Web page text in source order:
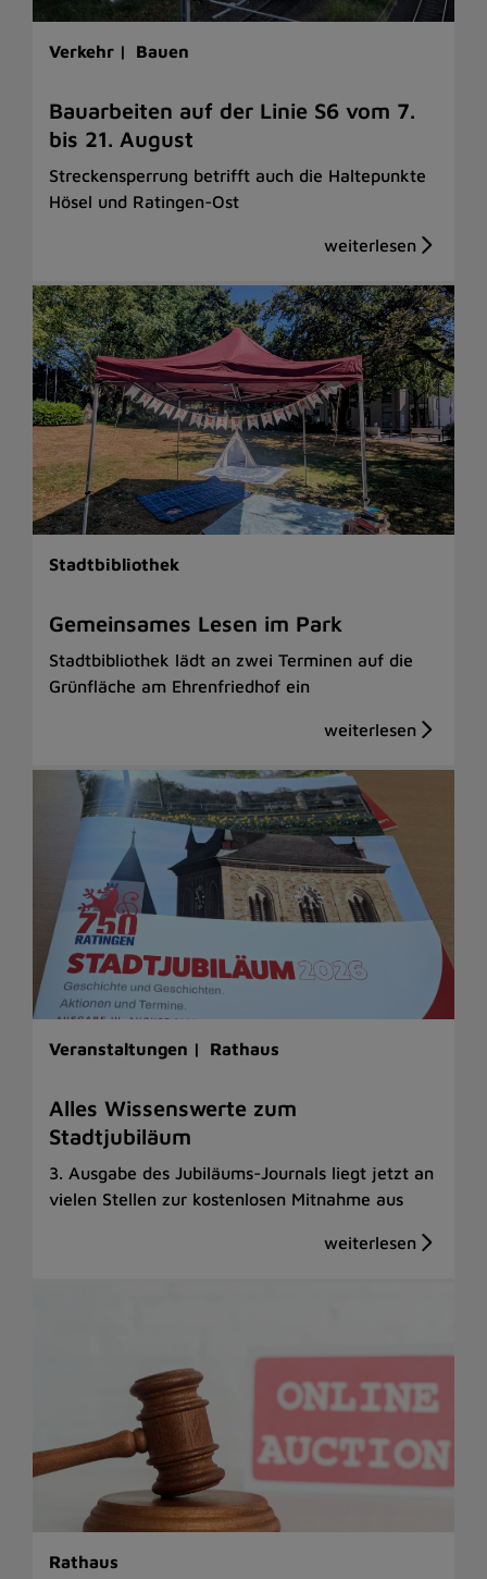
Verkehr | Bauen
Bauarbeiten auf der Linie S6 vom 7.
bis 21. August
Streckensperrung betrifft auch die Haltepunkte
Hösel und Ratingen-Ost
Stadtbibliothek
Gemeinsames Lesen im Park
Stadtbibliothek lädt an zwei Terminen auf die
Grünfläche am Ehrenfriedhof ein
Veranstaltungen | Rathaus
Alles Wissenswerte zum
Stadtjubiläum
3. Ausgabe des Jubiläums-Journals liegt jetzt an
vielen Stellen zur kostenlosen Mitnahme aus
Rathaus